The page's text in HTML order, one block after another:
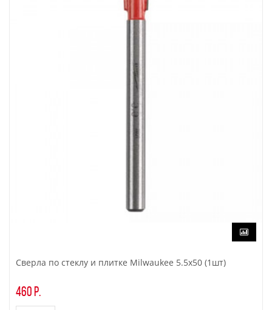
Сверла по стеклу и плитке Milwaukee 5.5x50 (1шт)
460 р.